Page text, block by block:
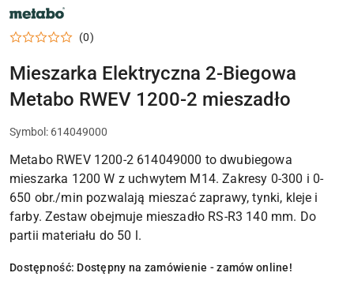
NARZĘDZIA
METABO,
ELEKTRONARZĘDZIA
I
WARSZTATU
(0)
Mieszarka Elektryczna 2-Biegowa
Metabo RWEV 1200-2 mieszadło
Symbol: 614049000
Metabo RWEV 1200-2 614049000 to dwubiegowa
mieszarka 1200 W z uchwytem M14. Zakresy 0-300 i 0-
650 obr./min pozwalają mieszać zaprawy, tynki, kleje i
farby. Zestaw obejmuje mieszadło RS-R3 140 mm. Do
partii materiału do 50 l.
Dostępność: Dostępny na zamówienie - zamów online!